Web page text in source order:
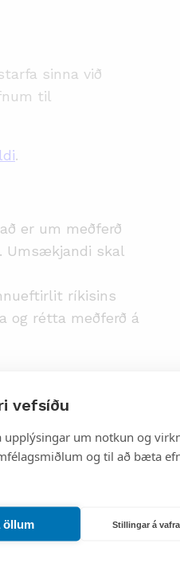
vefsíðu
upplýsingar um notkun og
og til að bæta
öllum Stillingar á
sinna við
til
.
er um meðferð
Umsækjandi skal
ríkisins
og rétta meðferð á
sem leyfið nær til.
í allt að tvö
þar sem fjallað